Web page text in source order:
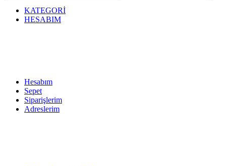
KATEGORİ
HESABIM
Hesabım
Sepet
Siparişlerim
Adreslerim